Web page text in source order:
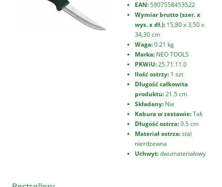
EAN:5907558453522
Wymiar brutto (szer. x
wys. x dł.): 15,80 x 3,50 x
34,30 cm
Waga:0.21 kg
Marka: NEO TOOLS
PKWiU:25.71.11.0
Ilość ostrzy: 1 szt
Długość całkowita
produktu:21.5 cm
Składany: Nie
Kabura w zestawie:Tak
Długość ostrza:9.5 cm
Materiał ostrza:stal
nierdzewna
Uchwyt:dwumateriałowy